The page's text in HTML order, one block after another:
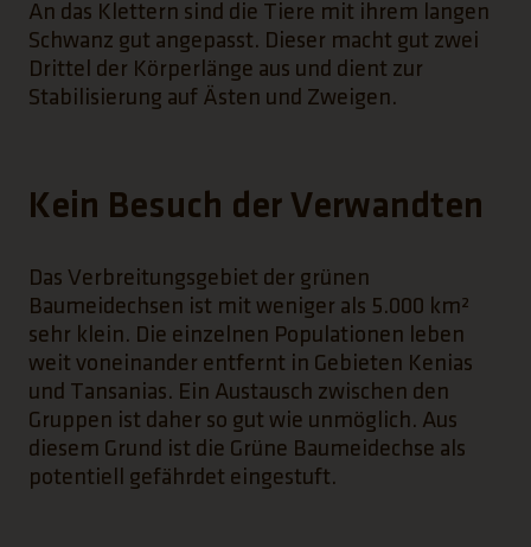
An das Klettern sind die Tiere mit ihrem langen
Schwanz gut angepasst. Dieser macht gut zwei
Drittel der Körperlänge aus und dient zur
Stabilisierung auf Ästen und Zweigen.
Kein Besuch der Verwandten
Das Verbreitungsgebiet der grünen
Baumeidechsen ist mit weniger als 5.000 km²
sehr klein. Die einzelnen Populationen leben
weit voneinander entfernt in Gebieten Kenias
und Tansanias. Ein Austausch zwischen den
Gruppen ist daher so gut wie unmöglich. Aus
diesem Grund ist die Grüne Baumeidechse als
potentiell gefährdet eingestuft.